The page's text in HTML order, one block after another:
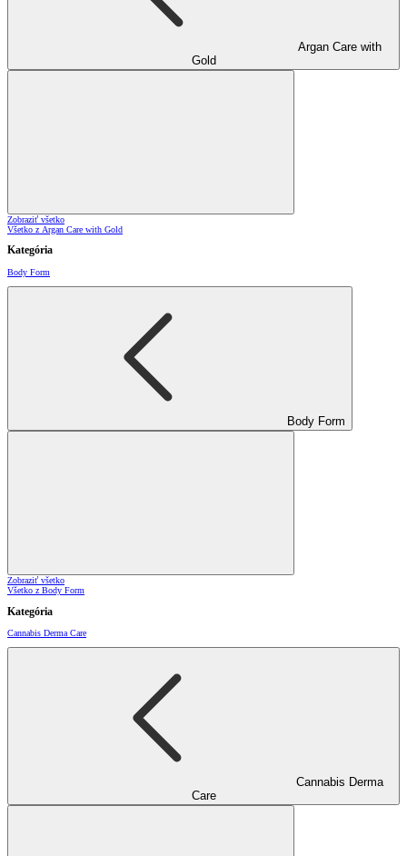
Argan Care with
Gold
Zobraziť všetko
Všetko z Argan Care with Gold
Kategória
Body Form
Body Form
Zobraziť všetko
Všetko z Body Form
Kategória
Cannabis Derma Care
Cannabis Derma
Care